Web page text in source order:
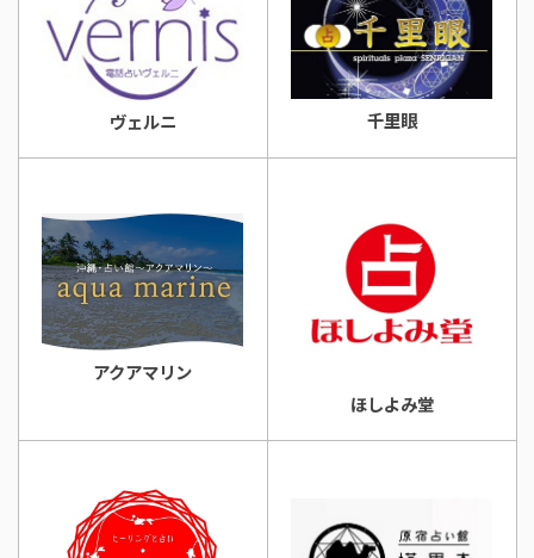
ヴェルニ 千里眼
アクアマリン
ほしよみ堂